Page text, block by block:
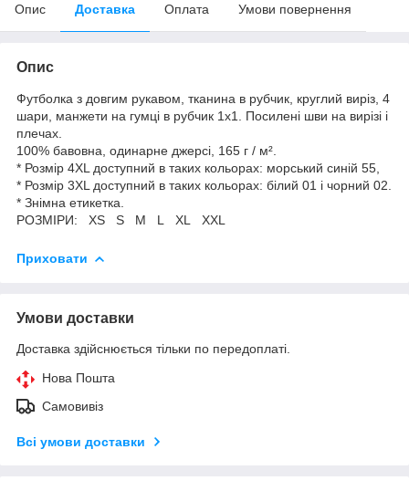
Опис Доставка Оплата Умови повернення
Опис
Футболка з довгим рукавом, тканина в рубчик, круглий виріз, 4
шари, манжети на гумці в рубчик 1х1. Посилені шви на вирізі і
плечах.
100% бавовна, одинарне джерсі, 165 г / м².
* Розмір 4XL доступний в таких кольорах: морський синій 55,
* Розмір 3XL доступний в таких кольорах: білий 01 і чорний 02.
* Знімна етикетка.
РОЗМІРИ: XS S M L XL XXL
Приховати
Умови доставки
Доставка здійснюється тільки по передоплаті.
Нова Пошта
Самовивіз
Всі умови доставки